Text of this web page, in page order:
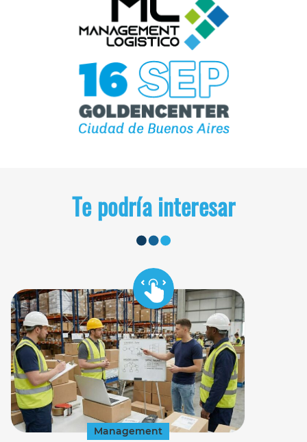
Te podría interesar
Management